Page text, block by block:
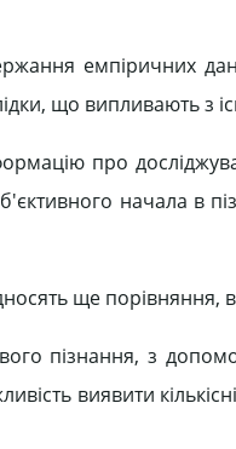
емпіричних
що випливають з
про
начала в
ще
пізнання, з
виявити